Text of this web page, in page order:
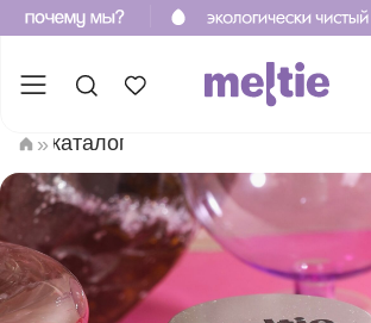
0
каталог
»